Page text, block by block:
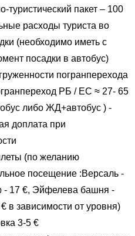
туристический пакет – 100
расходы туриста во
(необходимо иметь с
посадки в автобус)
погранперехода
РБ / ЕС ≈ 27- 65
либо ЖД+автобус ) -
доплата при
(по желанию
посещение :Версаль -
- 17 €, Эйфелева башня -
в зависимости от уровня)
3-5 €